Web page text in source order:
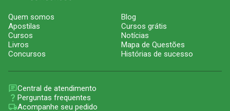
Quem somos
Apostilas
Cursos
Livros
Concursos
Blog
Cursos grátis
Notícias
Mapa de Questões
Histórias de sucesso
Central de atendimento
Perguntas frequentes
Acompanhe seu pedido